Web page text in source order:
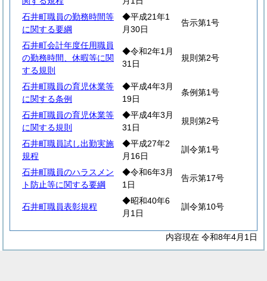
石井町職員の勤務時間等
に関する要綱
◆平成21年1
月30日
告示第1号
石井町会計年度任用職員
の勤務時間、休暇等に関
する規則
◆令和2年1月
31日
規則第2号
石井町職員の育児休業等
に関する条例
◆平成4年3月
19日
条例第1号
石井町職員の育児休業等
に関する規則
◆平成4年3月
31日
規則第2号
石井町職員試し出勤実施
規程
◆平成27年2
月16日
訓令第1号
石井町職員のハラスメン
ト防止等に関する要綱
◆令和6年3月
1日
告示第17号
石井町職員表彰規程
◆昭和40年6
月1日
訓令第10号
内容現在 令和8年4月1日